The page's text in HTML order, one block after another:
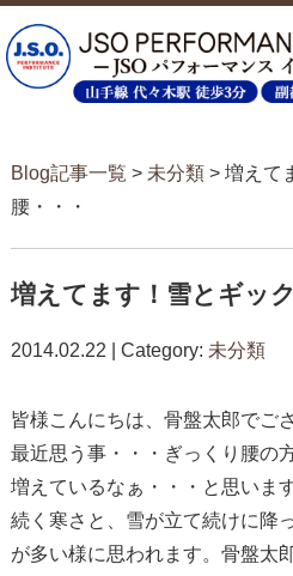
Blog記事一覧 > 未分類> 増えて
腰・・・
増えてます！雪とギッ
2014.02.22 | Category: 未分類
皆様こんにちは、骨盤太郎でご
最近思う事・・・ぎっくり腰の
増えているなぁ・・・と思います
続く寒さと、雪が立て続けに降
が多い様に思われます。骨盤太